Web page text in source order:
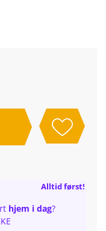
Alltid først!
hjem i dag?